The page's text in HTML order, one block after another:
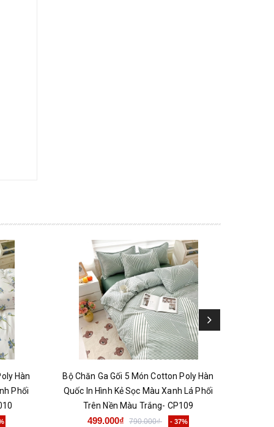
Hàn
Phối
Bộ Chăn Ga Gối 5 Món Cotton Poly Hàn
Quốc In Hình Kẻ Sọc Màu Xanh Lá Phối
Trên Nền Màu Trắng- CP109
499.000₫ 790.000₫ - 37%